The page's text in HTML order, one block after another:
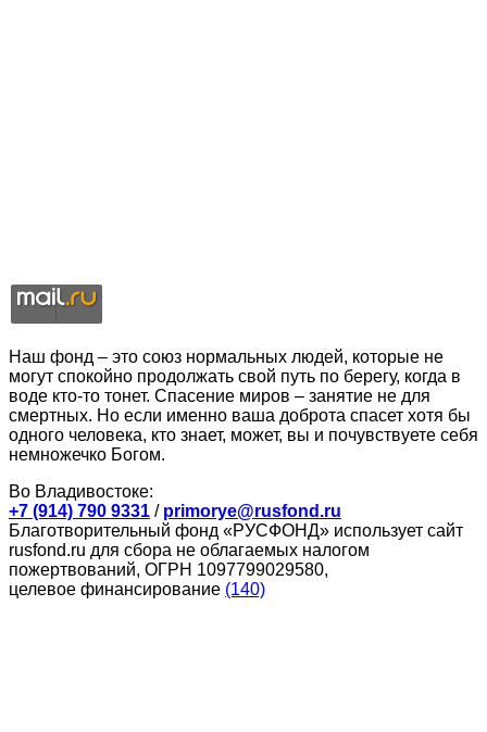
Наш фонд – это союз нормальных людей, которые не
могут спокойно продолжать свой путь по берегу, когда в
воде кто-то тонет. Спасение миров – занятие не для
смертных. Но если именно ваша доброта спасет хотя бы
одного человека, кто знает, может, вы и почувствуете себя
немножечко Богом.
Во Владивостоке:
+7 (914) 790 9331 / primorye@rusfond.ru
Благотворительный фонд «РУСФОНД» использует сайт
rusfond.ru для сбора не облагаемых налогом
пожертвований, ОГРН 1097799029580,
целевое финансирование (140)